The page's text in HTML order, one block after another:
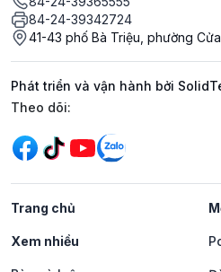
84-24-39342724
41-43 phố Bà Triệu, phường
Phát triển và vận hành bởi
Mạng xã hội
Theo dõi:
Trang chủ
Xem nhiều